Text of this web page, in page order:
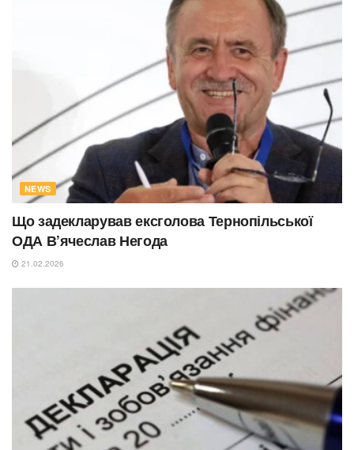
NEWS
Що задекларував ексголова Тернопільської
ОДА В’ячеслав Негода
21.02.2026